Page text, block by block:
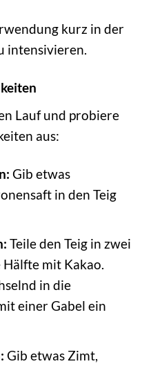
kurz in der
intensivieren.
Lauf und probiere
aus:
Gib etwas
in den Teig
Teile den Teig in zwei
mit Kakao.
in die
einer Gabel ein
Gib etwas Zimt,